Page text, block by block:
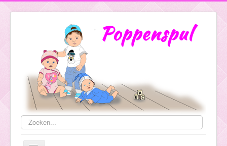
Zoeken...